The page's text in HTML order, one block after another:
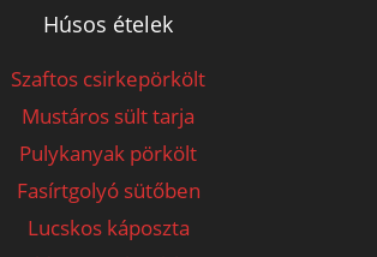
Húsos ételek
Szaftos csirkepörkölt
Mustáros sült tarja
Pulykanyak pörkölt
Fasírtgolyó sütőben
Lucskos káposzta